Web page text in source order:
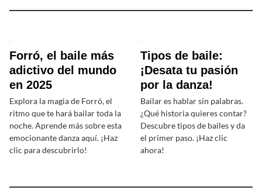
Forró, el baile más
adictivo del mundo
en 2025
Explora la magia de Forró, el
ritmo que te hará bailar toda la
noche. Aprende más sobre esta
emocionante danza aquí. ¡Haz
clic para descubrirlo!
Tipos de baile:
¡Desata tu pasión
por la danza!
Bailar es hablar sin palabras.
¿Qué historia quieres contar?
Descubre tipos de bailes y da
el primer paso. ¡Haz clic
ahora!